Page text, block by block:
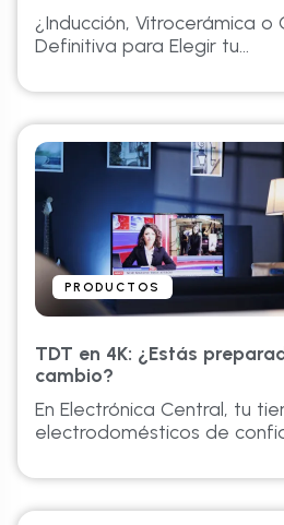
¿Inducción, Vitrocerámica o
Definitiva para Elegir tu...
PRODUCTOS
TDT en 4K: ¿Estás
cambio?
En Electrónica Central, tu
electrodomésticos de